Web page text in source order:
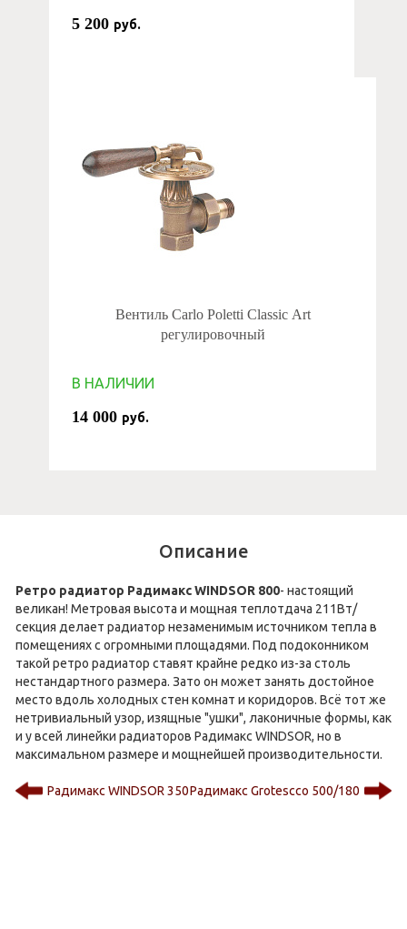
5 200 руб.
Вентиль Carlo Poletti Classic Art
регулировочный
В НАЛИЧИИ
14 000 руб.
Описание
Ретро радиатор Радимакс WINDSOR 800- настоящий
великан! Метровая высота и мощная теплотдача 211Вт/
секция делает радиатор незаменимым источником тепла в
помещениях с огромными площадями. Под подоконником
такой ретро радиатор ставят крайне редко из-за столь
нестандартного размера. Зато он может занять достойное
место вдоль холодных стен комнат и коридоров. Всё тот же
нетривиальный узор, изящные "ушки", лаконичные формы, как
и у всей линейки радиаторов Радимакс WINDSOR, но в
максимальном размере и мощнейшей производительности.
Радимакс WINDSOR 350Радимакс Grotescco 500/180